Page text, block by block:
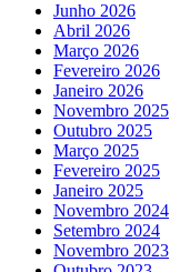
Junho 2026
Abril 2026
Março 2026
Fevereiro 2026
Janeiro 2026
Novembro 2025
Outubro 2025
Março 2025
Fevereiro 2025
Janeiro 2025
Novembro 2024
Setembro 2024
Novembro 2023